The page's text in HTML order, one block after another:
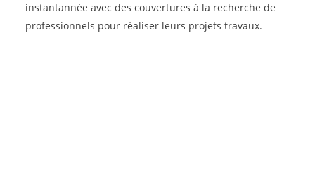
instantannée avec des couvertures à la recherche de
professionnels pour réaliser leurs projets travaux.